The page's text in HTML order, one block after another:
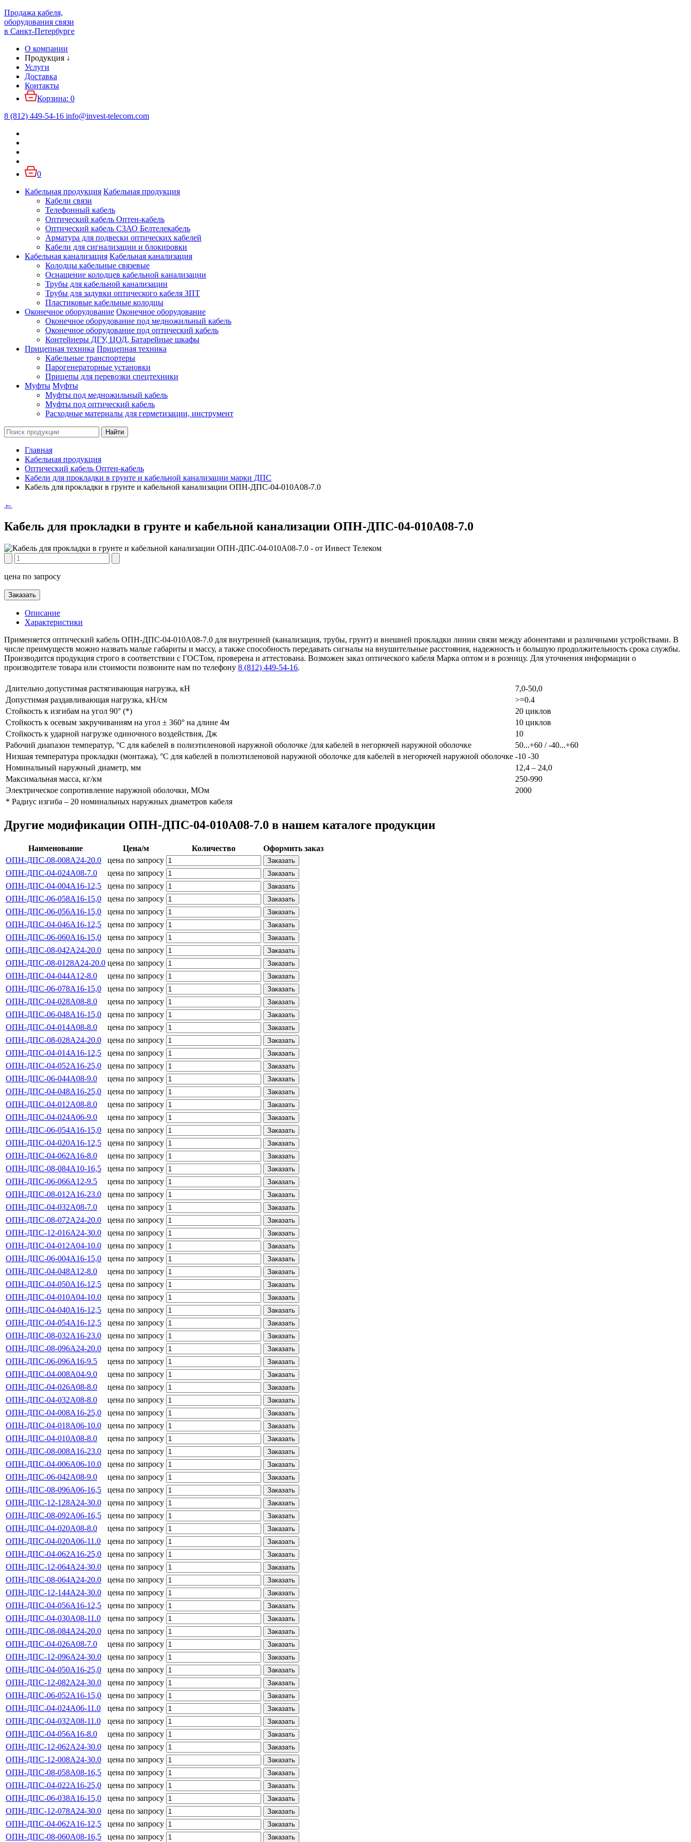
Продажа кабеля,
оборудования связи
в Санкт-Петербурге
О компании
Продукция ↓
Услуги
Доставка
Контакты
Корзина: 0
8 (812) 449-54-16 info@invest-telecom.com
0
Кабельная продукция Кабельная продукция
Кабели связи
Телефонный кабель
Оптический кабель Оптен-кабель
Оптический кабель СЗАО Белтелекабель
Арматура для подвески оптических кабелей
Кабели для сигнализации и блокировки
Кабельная канализация Кабельная канализация
Колодцы кабельные связевые
Оснащение колодцев кабельной канализации
Трубы для кабельной канализации
Трубы для задувки оптического кабеля ЗПТ
Пластиковые кабельные колодцы
Оконечное оборудование Оконечное оборудование
Оконечное оборудование под медножильный кабель
Оконечное оборудование под оптический кабель
Контейнеры ДГУ, ЦОД, Батарейные шкафы
Прицепная техника Прицепная техника
Кабельные транспортеры
Парогенераторные установки
Прицепы для перевозки спецтехники
Муфты Муфты
Муфты под медножильный кабель
Муфты под оптический кабель
Расходные материалы для герметизации, инструмент
Главная
Кабельная продукция
Оптический кабель Оптен-кабель
Кабели для прокладки в грунте и кабельной канализации марки ДПС
Кабель для прокладки в грунте и кабельной канализации ОПН-ДПС-04-010А08-7.0
←
Кабель для прокладки в грунте и кабельной канализации ОПН-ДПС-04-010А08-7.0
цена по запросу
Заказать
Описание
Характеристики
Применяется оптический кабель ОПН-ДПС-04-010А08-7.0 для внутренней (канализация, трубы, грунт) и внешней прокладки линии связи между абонентами и различными устройствами. В
числе преимуществ можно назвать малые габариты и массу, а также способность передавать сигналы на внушительные расстояния, надежность и большую продолжительность срока службы.
Производится продукция строго в соответствии с ГОСТом, проверена и аттестована. Возможен заказ оптического кабеля Марка оптом и в розницу. Для уточнения информации о
производителе товара или стоимости позвоните нам по телефону 8 (812) 449-54-16.
Длительно допустимая растягивающая нагрузка, кН
7,0-50,0
Допустимая раздавливающая нагрузка, кН/см
>=0.4
Стойкость к изгибам на угол 90° (*)
20 циклов
Стойкость к осевым закручиваниям на угол ± 360° на длине 4м
10 циклов
Стойкость к ударной нагрузке одиночного воздействия, Дж
10
Рабочий диапазон температур, °С для кабелей в полиэтиленовой наружной оболочке /для кабелей в негорючей наружной оболочке
50...+60 / -40...+60
Низшая температура прокладки (монтажа), °С для кабелей в полиэтиленовой наружной оболочке для кабелей в негорючей наружной оболочке -10 -30
Номинальный наружный диаметр, мм
12,4 – 24,0
Максимальная масса, кг/км
250-990
Электрическое сопротивление наружной оболочки, МОм
2000
* Радиус изгиба – 20 номинальных наружных диаметров кабеля
Другие модификации ОПН-ДПС-04-010А08-7.0 в нашем каталоге продукции
Наименование Цена/м Количество
Оформить заказ
ОПН-ДПС-08-008А24-20.0
цена по запросу Заказать
ОПН-ДПС-04-024А08-7.0 цена по запросу Заказать
ОПН-ДПС-04-004А16-12,5 цена по запросу Заказать
ОПН-ДПС-06-058А16-15,0 цена по запросу Заказать
ОПН-ДПС-06-056А16-15,0 цена по запросу Заказать
ОПН-ДПС-04-046А16-12,5 цена по запросу Заказать
ОПН-ДПС-06-060А16-15,0 цена по запросу Заказать
ОПН-ДПС-08-042А24-20.0 цена по запросу Заказать
ОПН-ДПС-08-0128А24-20.0 цена по запросу Заказать
ОПН-ДПС-04-044А12-8.0 цена по запросу Заказать
ОПН-ДПС-06-078А16-15,0 цена по запросу Заказать
ОПН-ДПС-04-028А08-8.0 цена по запросу Заказать
ОПН-ДПС-06-048А16-15,0 цена по запросу Заказать
ОПН-ДПС-04-014А08-8.0 цена по запросу Заказать
ОПН-ДПС-08-028А24-20.0 цена по запросу Заказать
ОПН-ДПС-04-014А16-12,5 цена по запросу Заказать
ОПН-ДПС-04-052А16-25,0 цена по запросу Заказать
ОПН-ДПС-06-044А08-9.0 цена по запросу Заказать
ОПН-ДПС-04-048А16-25,0 цена по запросу Заказать
ОПН-ДПС-04-012А08-8.0 цена по запросу Заказать
ОПН-ДПС-04-024А06-9.0 цена по запросу Заказать
ОПН-ДПС-06-054А16-15,0 цена по запросу Заказать
ОПН-ДПС-04-020А16-12,5 цена по запросу Заказать
ОПН-ДПС-04-062А16-8.0 цена по запросу Заказать
ОПН-ДПС-08-084А10-16,5 цена по запросу Заказать
ОПН-ДПС-06-066А12-9.5 цена по запросу Заказать
ОПН-ДПС-08-012А16-23.0 цена по запросу Заказать
ОПН-ДПС-04-032А08-7.0 цена по запросу Заказать
ОПН-ДПС-08-072А24-20.0 цена по запросу Заказать
ОПН-ДПС-12-016А24-30.0 цена по запросу Заказать
ОПН-ДПС-04-012А04-10.0 цена по запросу Заказать
ОПН-ДПС-06-004A16-15,0 цена по запросу Заказать
ОПН-ДПС-04-048А12-8.0 цена по запросу Заказать
ОПН-ДПС-04-050А16-12,5 цена по запросу Заказать
ОПН-ДПС-04-010А04-10.0 цена по запросу Заказать
ОПН-ДПС-04-040А16-12,5 цена по запросу Заказать
ОПН-ДПС-04-054А16-12,5 цена по запросу Заказать
ОПН-ДПС-08-032А16-23.0 цена по запросу Заказать
ОПН-ДПС-08-096А24-20.0 цена по запросу Заказать
ОПН-ДПС-06-096А16-9.5 цена по запросу Заказать
ОПН-ДПС-04-008А04-9.0 цена по запросу Заказать
ОПН-ДПС-04-026А08-8.0 цена по запросу Заказать
ОПН-ДПС-04-032А08-8.0 цена по запросу Заказать
ОПН-ДПС-04-008А16-25,0 цена по запросу Заказать
ОПН-ДПС-04-018А06-10.0 цена по запросу Заказать
ОПН-ДПС-04-010А08-8.0 цена по запросу Заказать
ОПН-ДПС-08-008А16-23.0 цена по запросу Заказать
ОПН-ДПС-04-006А06-10.0 цена по запросу Заказать
ОПН-ДПС-06-042А08-9.0 цена по запросу Заказать
ОПН-ДПС-08-096А06-16,5 цена по запросу Заказать
ОПН-ДПС-12-128А24-30.0 цена по запросу Заказать
ОПН-ДПС-08-092А06-16,5 цена по запросу Заказать
ОПН-ДПС-04-020А08-8.0 цена по запросу Заказать
ОПН-ДПС-04-020А06-11.0 цена по запросу Заказать
ОПН-ДПС-04-062А16-25,0 цена по запросу Заказать
ОПН-ДПС-12-064А24-30.0 цена по запросу Заказать
ОПН-ДПС-08-064А24-20.0 цена по запросу Заказать
ОПН-ДПС-12-144А24-30.0 цена по запросу Заказать
ОПН-ДПС-04-056А16-12,5 цена по запросу Заказать
ОПН-ДПС-04-030А08-11.0 цена по запросу Заказать
ОПН-ДПС-08-084А24-20.0 цена по запросу Заказать
ОПН-ДПС-04-026А08-7.0 цена по запросу Заказать
ОПН-ДПС-12-096А24-30.0 цена по запросу Заказать
ОПН-ДПС-04-050А16-25,0 цена по запросу Заказать
ОПН-ДПС-12-082А24-30.0 цена по запросу Заказать
ОПН-ДПС-06-052А16-15,0 цена по запросу Заказать
ОПН-ДПС-04-024А06-11.0 цена по запросу Заказать
ОПН-ДПС-04-032А08-11.0 цена по запросу Заказать
ОПН-ДПС-04-056А16-8.0 цена по запросу Заказать
ОПН-ДПС-12-062А24-30.0 цена по запросу Заказать
ОПН-ДПС-12-008А24-30.0 цена по запросу Заказать
ОПН-ДПС-08-058А08-16,5 цена по запросу Заказать
ОПН-ДПС-04-022А16-25,0 цена по запросу Заказать
ОПН-ДПС-06-038А16-15,0 цена по запросу Заказать
ОПН-ДПС-12-078А24-30.0 цена по запросу Заказать
ОПН-ДПС-04-062А16-12,5 цена по запросу Заказать
ОПН-ДПС-08-060А08-16,5 цена по запросу Заказать